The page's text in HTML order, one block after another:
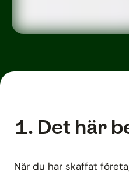
Det här
När du har skaffat